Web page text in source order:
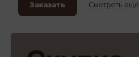
Заказать Смотреть еще